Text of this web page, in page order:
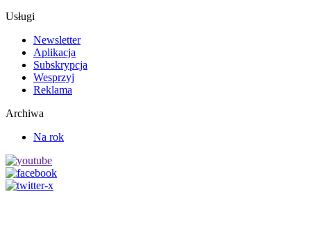
Usługi
Newsletter
Aplikacja
Subskrypcja
Wesprzyj
Reklama
Archiwa
Na rok